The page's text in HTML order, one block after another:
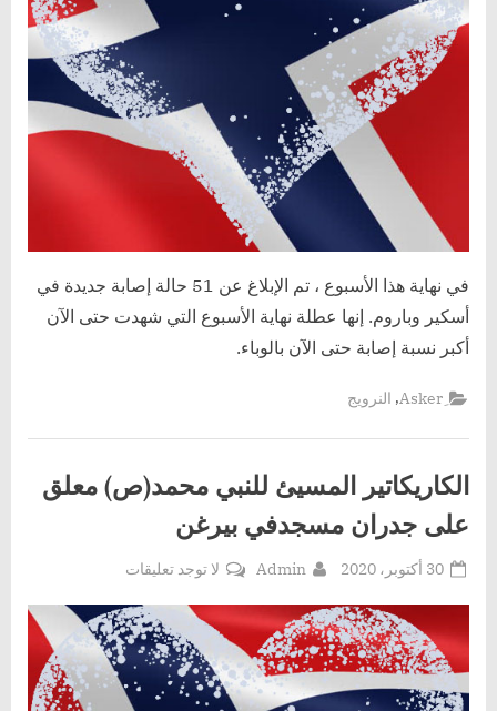
فيروس
كورونا
في نهاية هذا الأسبوع ، تم الإبلاغ عن 51 حالة إصابة جديدة في
أسكير وباروم. إنها عطلة نهاية الأسبوع التي شهدت حتى الآن
أكبر نسبة إصابة حتى الآن بالوباء.
ِAsker , النرويج
الكاريكاتير المسيئ للنبي محمد(ص) معلق
على جدران مسجدفي بيرغن
Posted
30 أكتوبر، 2020 By
Admin لا توجد تعليقاتعلى
المسيئ
للنبي
محمد(ص)
معلق